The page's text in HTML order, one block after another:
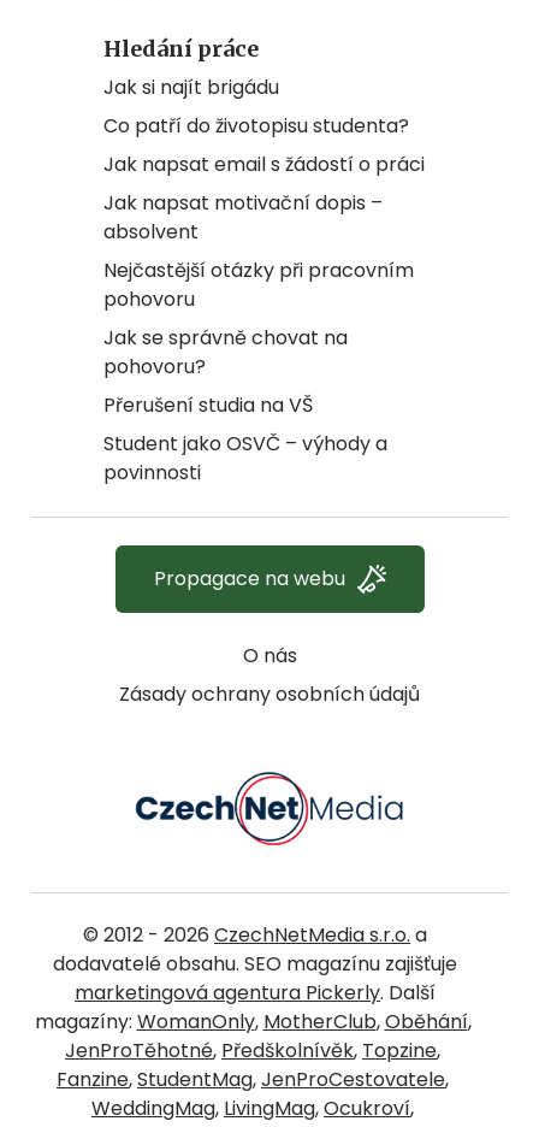
Hledání práce
Jak si najít brigádu
Co patří do životopisu studenta?
Jak napsat email s žádostí o práci
Jak napsat motivační dopis –
absolvent
Nejčastější otázky při pracovním
pohovoru
Jak se správně chovat na
pohovoru?
Přerušení studia na VŠ
Student jako OSVČ – výhody a
povinnosti
O nás
Zásady ochrany osobních údajů
Propagace na webu
© 2012 - 2026 CzechNetMedia s.r.o. a
dodavatelé obsahu. SEO magazínu zajišťuje
marketingová agentura Pickerly. Další
magazíny: WomanOnly, MotherClub,Oběhání,
JenProTěhotné, Předškolnívěk, Topzine,
Fanzine,StudentMag,JenProCestovatele,
WeddingMag, LivingMag,Ocukroví,